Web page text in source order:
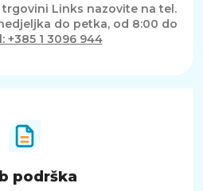
Links nazovite na tel.
do petka, od 8:00 do
+385 1 3096 944
podrška